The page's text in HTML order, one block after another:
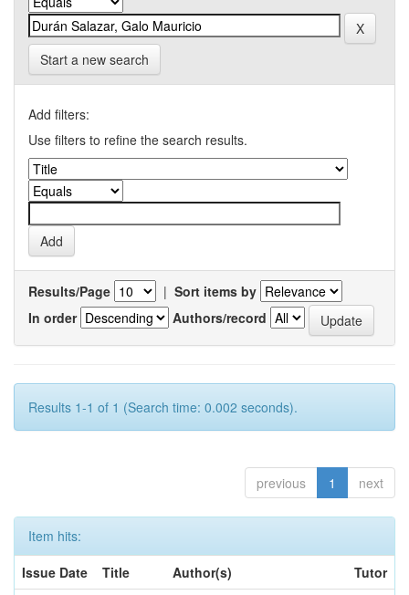
Start a new search
Add filters:
Use filters to refine the search results.
Results/Page | Sort items by
In order
Authors/record
Results 1-1 of 1 (Search time: 0.002 seconds).
previous 1 next
Item hits:
Issue Date
Title Author(s)
Tutor